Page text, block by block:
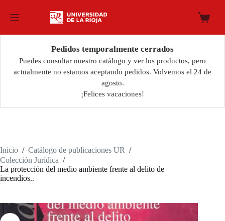
contenido
Carro
Pedidos temporalmente cerrados
Puedes consultar nuestro catálogo y ver los productos, pero
actualmente no estamos aceptando pedidos. Volvemos el 24 de
agosto.
¡Felices vacaciones!
Inicio / Catálogo de publicaciones UR /
Colección Jurídica /
La protección del medio ambiente frente al delito de
incendios..